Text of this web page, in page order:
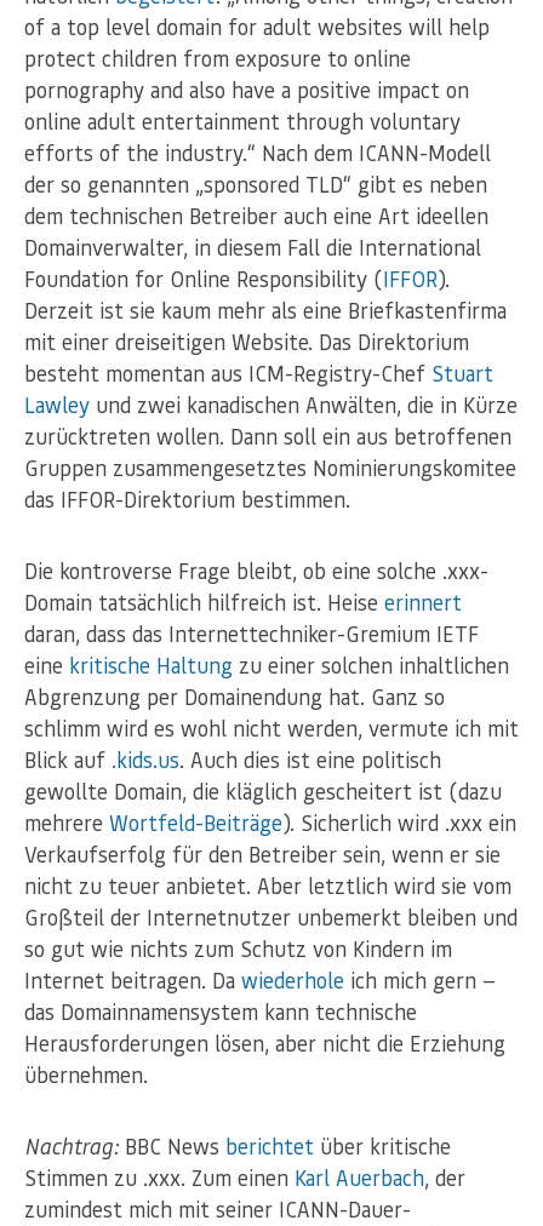
of a top level domain for adult websites will help
protect children from exposure to online
pornography and also have a positive impact on
online adult entertainment through voluntary
efforts of the industry.“ Nach dem ICANN-Modell
der so genannten „sponsored TLD“ gibt es neben
dem technischen Betreiber auch eine Art ideellen
Domainverwalter, in diesem Fall die International
Foundation for Online Responsibility (IFFOR).
Derzeit ist sie kaum mehr als eine Briefkastenfirma
mit einer dreiseitigen Website. Das Direktorium
besteht momentan aus ICM-Registry-Chef Stuart
Lawley und zwei kanadischen Anwälten, die in Kürze
zurücktreten wollen. Dann soll ein aus betroffenen
Gruppen zusammengesetztes Nominierungskomitee
das IFFOR-Direktorium bestimmen.
Die kontroverse Frage bleibt, ob eine solche .xxx-
Domain tatsächlich hilfreich ist. Heise erinnert
daran, dass das Internettechniker-Gremium IETF
eine kritische Haltung zu einer solchen inhaltlichen
Abgrenzung per Domainendung hat. Ganz so
schlimm wird es wohl nicht werden, vermute ich mit
Blick auf .kids.us. Auch dies ist eine politisch
gewollte Domain, die kläglich gescheitert ist (dazu
mehrere Wortfeld-Beiträge). Sicherlich wird .xxx ein
Verkaufserfolg für den Betreiber sein, wenn er sie
nicht zu teuer anbietet. Aber letztlich wird sie vom
Großteil der Internetnutzer unbemerkt bleiben und
so gut wie nichts zum Schutz von Kindern im
Internet beitragen. Da wiederhole ich mich gern —
das Domainnamensystem kann technische
Herausforderungen lösen, aber nicht die Erziehung
übernehmen.
Nachtrag: BBC News berichtet über kritische
Stimmen zu .xxx. Zum einen Karl Auerbach, der
zumindest mich mit seiner ICANN-Dauer-